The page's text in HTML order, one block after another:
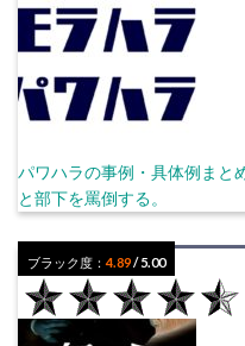
パワハラの事例・具体例まと
と部下を罵倒する。
ブラック度：4.89/ 5.00